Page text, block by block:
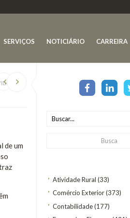
SERVIÇOS NOTICIÁRIO CARREIRA
Atividade Rural (33)
Comércio Exterior(373)
Contabilidade(177)
19
de um